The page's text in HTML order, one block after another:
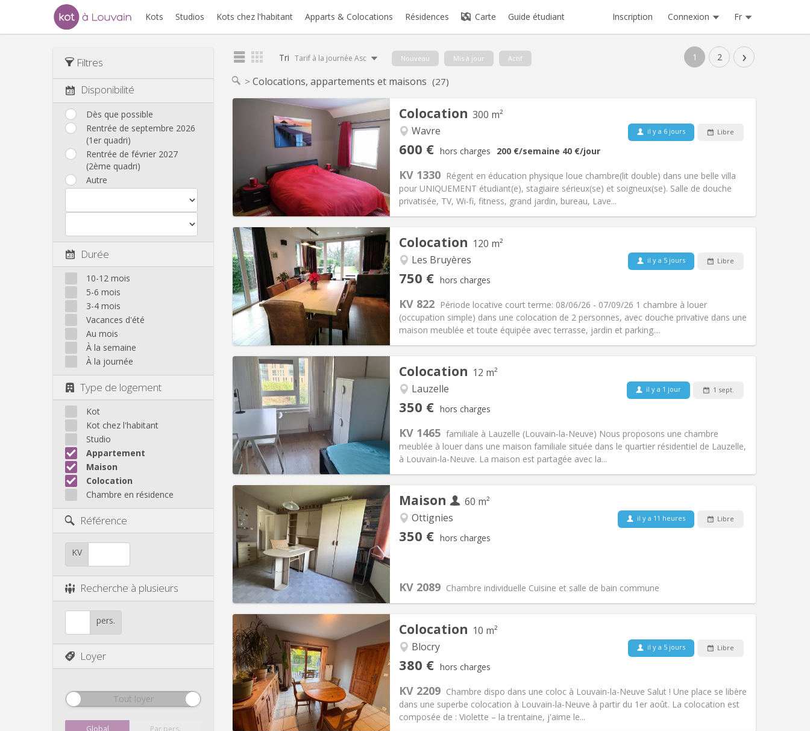
Kots Studios Kots chez l'habitant Apparts & Colocations Résidences Carte Guide étudiant Inscription Connexion Fr
Filtres
Disponibilité
Dès que possible
Rentrée de septembre 2026
(1er quadri)
Rentrée de février 2027
(2ème quadri)
Autre
Durée
10-12 mois
5-6 mois
3-4 mois
Vacances d'été
Au mois
À la semaine
À la journée
Type de logement
Kot
Kot chez l'habitant
Studio
Appartement
Maison
Colocation
Chambre en résidence
Référence
KV
Recherche à plusieurs
pers.
Loyer
Tout loyer
Global Par pers.
1 2 ›
Tri Tarif à la journée Asc Nouveau Mis à jour Actif
Colocations, appartements et maisons (27)
Colocation 300 m²
Wavre
600 € hors charges 200 €/semaine 40 €/jour
il y a 6 jours Libre
KV 1330 Régent en éducation physique loue chambre(lit double) dans une belle villa
pour UNIQUEMENT étudiant(e), stagiaire sérieux(se) et soigneux(se). Salle de douche
privatisée, TV, Wi-fi, fitness, grand jardin, bureau, Lave...
Infos Pratiques
Loyer: 600 €
Charges:0 €
12 mois, 11 mois, 10 mois, 5-6
mois, 3-4 mois, vacances d'été, au
mois, à la semaine, à la journée
Domiciliation:Non
Aménagement
Salle de bain:Privée
Superficie:300 m2
Autre
Atmosphère: Communautaire,
Accès PMR:
Non-fumeur
Animaux de compagnie:Non
Colocation 120 m²
Les Bruyères
750 € hors charges
il y a 5 jours Libre
KV 822 Période locative court terme: 08/06/26 - 07/09/26 1 chambre à louer
(occupation simple) dans une colocation de 2 personnes, avec douche privative dans une
maison meublée et toute équipée avec terrasse, jardin et parking....
Infos Pratiques
Loyer:750 €
Charges:50 €
Durée: 3-4 mois, vacances d'été
Domiciliation:Non
Aménagement
Salle de bain:Privée
Superficie:120 m2
Autre
Atmosphère:Calme, studieuse,
Non-fumeur
Animaux de compagnie:Non
Colocation 12 m²
Lauzelle
350 € hors charges
il y a 1 jour 1 sept.
KV 1465 familiale à Lauzelle (Louvain-la-Neuve) Nous proposons une chambre
meublée à louer dans une maison familiale située dans le quartier résidentiel de Lauzelle,
à Louvain-la-Neuve. La maison est partagée avec la...
Infos Pratiques
Loyer:350 €
100 €
Durée:10 mois, 5-6 mois, 3-4 mois
Domiciliation:Non
Aménagement
Salle de bain:Commune
Superficie:12 m2
Autre
Atmosphère:Studieuse, calme
Animaux de compagnie:Non
Maison
60 m²
Ottignies
350 € hors charges
il y a 11 heures Libre
KV 2089 Chambre individuelle Cuisine et salle de bain commune
Infos Pratiques
Loyer: 350 €
Charges:50 €
Durée: 12 mois, 10 mois
Domiciliation:Non
Aménagement
Superficie:60 m2
Autre
Accès PMR:Non
Non-fumeur
Colocation 10 m²
Blocry
380 € hors charges
il y a 5 jours Libre
KV 2209 Chambre dispo dans une coloc à Louvain-la-Neuve Salut ! Une place se libère
dans une superbe colocation à Louvain-la-Neuve à partir du 1er août. La colocation est
composée de : Violette – la trentaine, j'aime le...
Infos Pratiques
Loyer:380 €
Charges:120 €
Durée:12 mois
Domiciliation:Acceptée
Aménagement
Salle de bain:Commune
Superficie:10 m2
Autre
Atmosphère:Studieuse, calme,
Fumeur ok
Animaux de compagnie:Acceptés